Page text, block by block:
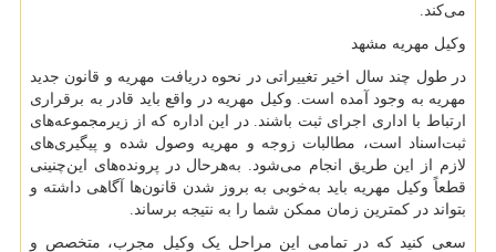
می‌کند.
وکیل مهریه مشهد
در طول چند سال اخیر تغییراتی در نحوه دریافت مهریه و قانون جدید
مهریه به وجود آمده است. وکیل مهریه در واقع باید قادر به برقراری
ارتباط با اداری اجرای ثبت باشند. در این اداره که از زیرمجموعه‌های
ثبت‌اسناد است، مطالبات زوجه و مهریه وصول شده و پیگیری‌های
لازم از این طریق انجام می‌شود. به‌هرحال در پرونده‌های این‌چنینی
قطعاً وکیل مهریه باید به‌خوبی به بروز شدن قانون‌ها آگاهی داشته و
بتواند در کمترین زمان ممکن شما را به نتیجه برساند.
سعی کنید که در تمامی این مراحل یک وکیل مجرب، متخصص و